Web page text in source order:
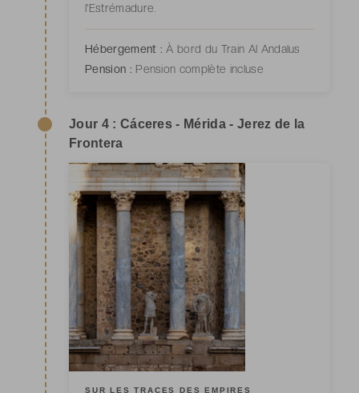
l'Estrémadure.
Hébergement : À bord du Train Al Andalus
Pension : Pension complète incluse
Jour 4 : Cáceres - Mérida - Jerez de la
Frontera
SUR LES TRACES DES EMPIRES